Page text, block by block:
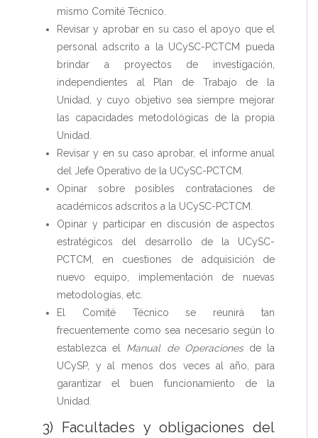
mismo Comité Técnico.
Revisar y aprobar en su caso el apoyo que el
personal adscrito a la UCySC-PCTCM pueda
brindar a proyectos de investigación,
independientes al Plan de Trabajo de la
Unidad, y cuyo objetivo sea siempre mejorar
las capacidades metodológicas de la propia
Unidad.
Revisar y en su caso aprobar, el informe anual
del Jefe Operativo de la UCySC-PCTCM.
Opinar sobre posibles contrataciones de
académicos adscritos a la UCySC-PCTCM.
Opinar y participar en discusión de aspectos
estratégicos del desarrollo de la UCySC-
PCTCM, en cuestiones de adquisición de
nuevo equipo, implementación de nuevas
metodologías, etc.
El Comité Técnico se reunirá tan
frecuentemente como sea necesario según lo
establezca el Manual de Operacionesde la
UCySP, y al menos dos veces al año, para
garantizar el buen funcionamiento de la
Unidad.
3) Facultades y obligaciones del